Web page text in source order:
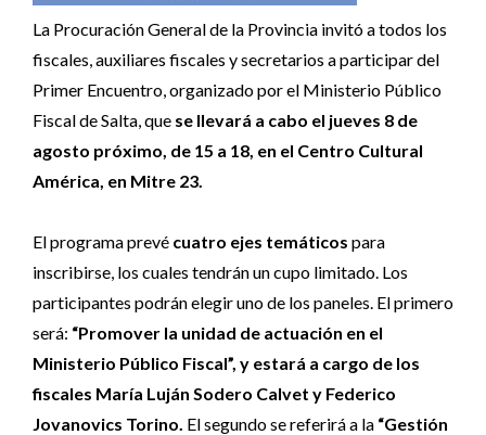
La Procuración General de la Provincia invitó a todos los
fiscales, auxiliares fiscales y secretarios a participar del
Primer Encuentro, organizado por el Ministerio Público
Fiscal de Salta, que se llevará a cabo el jueves 8 de
agosto próximo, de 15 a 18, en el Centro Cultural
América, en Mitre 23.
El programa prevé cuatro ejes temáticos para
inscribirse, los cuales tendrán un cupo limitado. Los
participantes podrán elegir uno de los paneles. El primero
será: “Promover la unidad de actuación en el
Ministerio Público Fiscal”, y estará a cargo de los
fiscales María Luján Sodero Calvet y Federico
Jovanovics Torino. El segundo se referirá a la “Gestión